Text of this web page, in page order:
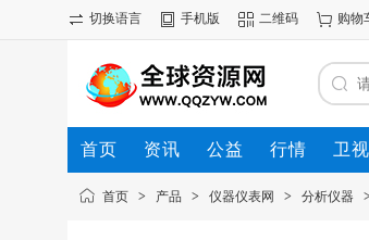
切换语言 手机版 二维码 购物
首页 资讯 公益 行情 卫视
首页 > 产品 > 仪器仪表网 > 分析仪器 >